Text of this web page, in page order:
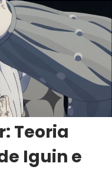
Teoria
Iguin e